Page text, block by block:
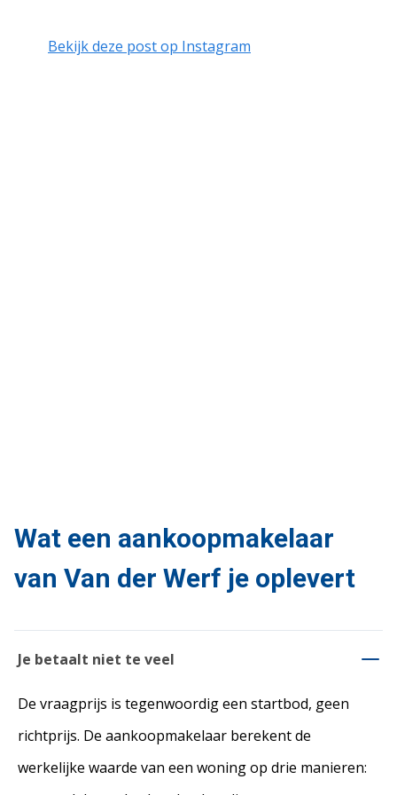
Bekijk deze post op Instagram
Wat een aankoopmakelaar
van Van der Werf je oplevert
Je betaalt niet te veel
De vraagprijs is tegenwoordig een startbod, geen
richtprijs. De aankoopmakelaar berekent de
werkelijke waarde van een woning op drie manieren: